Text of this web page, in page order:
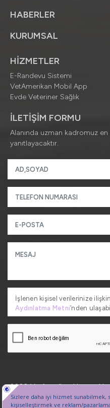
HABERLER
KURUMSAL
HİZMETLER
E-Randevu Sistemi
VetAmerikan Mobil App
Evde Veteriner Sağlık
İLETİŞİM FORMU
Alanında uzman kadromuz en
yanıtlayacaktır.
İşlenen kişisel verilerinize
Aydınlatma Metni’nden
2026, VetAmerikan Hayvan
Kişisel Verilerin Korunması